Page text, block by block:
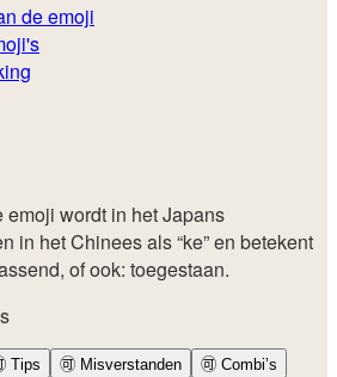
de emoji
wordt in het Japans
in het Chinees als “ke” en betekent
of ook: toegestaan.
Tips 🉑 Misverstanden 🉑 Combi’s